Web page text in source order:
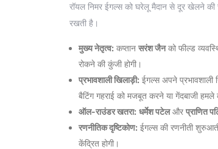
रॉयल निमर ईगल्स को घरेलू मैदान से दूर खेलने की
रखती है।
मुख्य नेतृत्व: कप्तान सरंश जैनको फील्ड
रोकने की कुंजी होगी।
प्रभावशाली खिलाड़ी: ईगल्स अपने प्रभावशाली
बैटिंग गहराई को मजबूत करने या गेंदबाजी
ऑल-राउंडर खतरा: धर्मेश पटेलऔर प्राणित
रणनीतिक दृष्टिकोण: ईगल्स की रणनीती
केंद्रित होगी।